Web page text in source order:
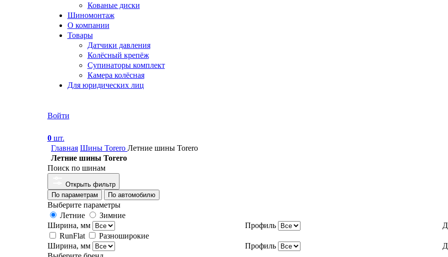
Кованые диски
Шиномонтаж
О компании
Товары
Датчики давления
Колёсный крепёж
Супинаторы комплект
Камера колёсная
Для юридических лиц
Войти
0шт.
Главная Шины Torero Летние шины Torero
Летние шины Torero
Поиск по шинам
Открыть фильтр
По параметрам
По автомобилю
Выберите параметры
Летние
Зимние
Ширина, мм
Профиль
RunFlat
Разноширокие
Ширина, мм
Профиль